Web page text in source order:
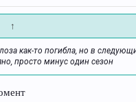
↑
как-то погибла, но в
просто минус один сезон